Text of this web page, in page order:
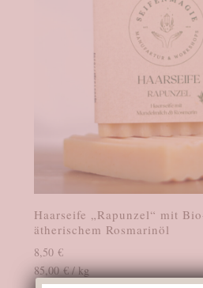
Haarseife „Rapunzel“ mit
ätherischem Rosmarinöl
8,50€
85,00€/kg